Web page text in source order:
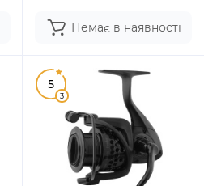
Немає в наявності
5
3